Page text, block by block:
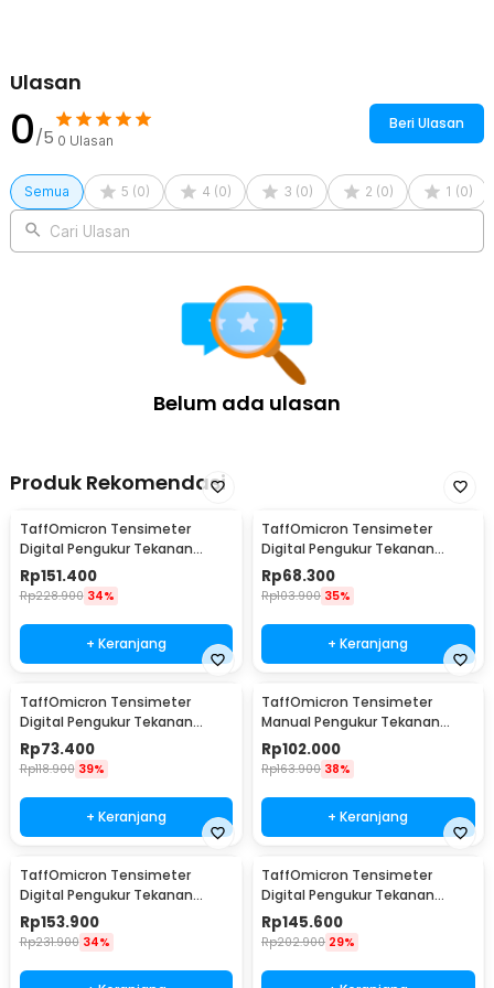
Ulasan
0/5 0 Ulasan
Beri Ulasan
Semua 5 (0) 4 (0) 3 (0) 2 (0) 1 (0)
Cari Ulasan
Belum ada ulasan
Produk Rekomendasi
TaffOmicron Tensimeter
Digital Pengukur Tekanan
Darah Bahasa Indonesia -
RAK289
Rp151.400
Rp228.900 34%
+ Keranjang
TaffOmicron Tensimeter
Digital Pengukur Tekanan
Darah English Voice - BW-3205
Rp68.300
Rp103.900 35%
+ Keranjang
TaffOmicron Tensimeter
Digital Pengukur Tekanan
Darah Wrist Monitor - CK-102S
Rp73.400
Rp118.900 39%
+ Keranjang
TaffOmicron Tensimeter
Manual Pengukur Tekanan
Darah Stetoskop Set - 0197
Rp102.000
Rp163.900 38%
+ Keranjang
TaffOmicron Tensimeter
Digital Pengukur Tekanan
Darah Bahasa Indonesia - RAK-
283
Rp153.900
Rp231.900 34%
TaffOmicron Tensimeter
Digital Pengukur Tekanan
Darah Dual Power - RAK-283
Rp145.600
Rp202.900 29%